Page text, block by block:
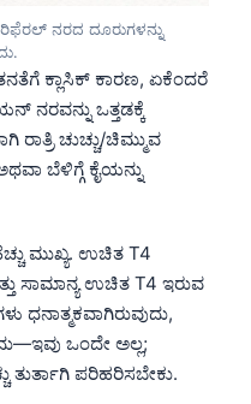
ನರದ ದೂರುಗಳನ್ನು
ಕ್ಲಾಸಿಕ್ ಕಾರಣ, ಏಕೆಂದರೆ
ಒತ್ತಡಕ್ಕೆ
ರಾತ್ರಿ ಚುಚ್ಚು/ಚಿಮ್ಮುವ
ಬೆಳಿಗ್ಗೆ ಕೈಯನ್ನು
ಮುಖ್ಯ. ಉಚಿತ T4
ಸಾಮಾನ್ಯ ಉಚಿತ T4 ಇರುವ
ಧನಾತ್ಮಕವಾಗಿರುವುದು,
ಒಂದೇ ಅಲ್ಲ;
ತುರ್ತಾಗಿ ಪರಿಹರಿಸಬೇಕು.